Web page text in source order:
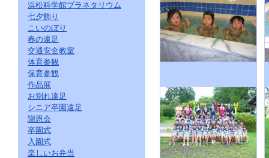
浜松科学館プラネタリウム
七夕飾り
こいのぼり
春の遠足
交通安全教室
体育参観
保育参観
作品展
お別れ遠足
シニア卒園遠足
謝恩会
卒園式
入園式
楽しいお弁当